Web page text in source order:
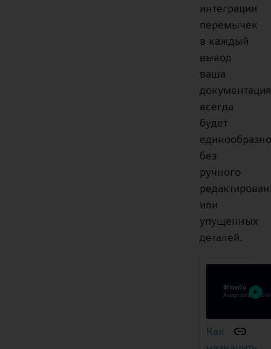
интеграции
перемычек
в каждый
вывод
ваша
документация
всегда
будет
без
ручного
или
упущенных
деталей.
Как